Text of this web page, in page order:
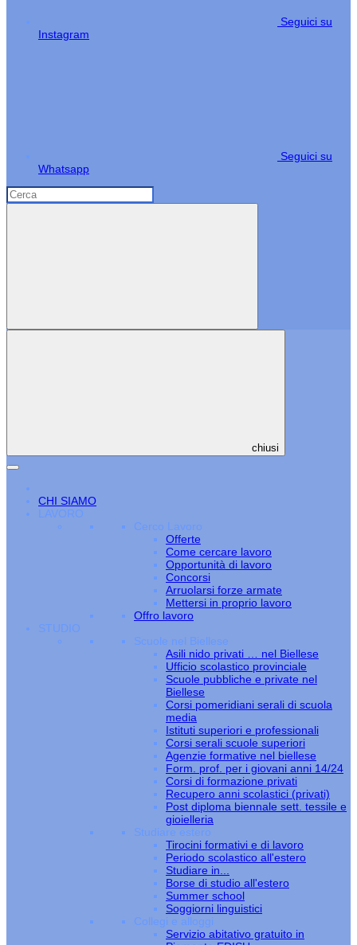
Seguici su
Instagram
Seguici su
Whatsapp
chiusi
CHI SIAMO
LAVORO
Cerco Lavoro
Offerte
Come cercare lavoro
Opportunità di lavoro
Concorsi
Arruolarsi forze armate
Mettersi in proprio lavoro
Offro lavoro
STUDIO
Scuole nel Biellese
Asili nido privati … nel Biellese
Ufficio scolastico provinciale
Scuole pubbliche e private nel
Biellese
Corsi pomeridiani serali di scuola
media
Istituti superiori e professionali
Corsi serali scuole superiori
Agenzie formative nel biellese
Form. prof. per i giovani anni 14/24
Corsi di formazione privati
Recupero anni scolastici (privati)
Post diploma biennale sett. tessile e
gioielleria
Studiare estero
Tirocini formativi e di lavoro
Periodo scolastico all'estero
Studiare in...
Borse di studio all'estero
Summer school
Soggiorni linguistici
Collegi e alloggi
Servizio abitativo gratuito in